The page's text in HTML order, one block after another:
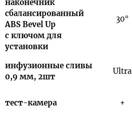
наконечник
сбалансированный
ABS Bevel Up
с ключом для
установки
30°
инфузионные сливы
0,9 мм, 2шт
Ultra
тест-камера +